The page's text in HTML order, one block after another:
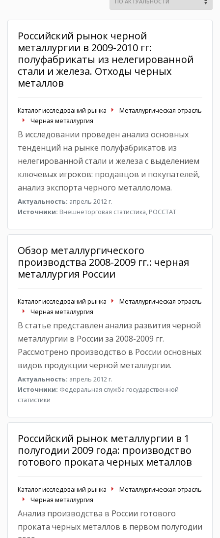
Российский рынок черной
металлургии в 2009-2010 гг:
полуфабрикаты из нелегированной
стали и железа. Отходы черных
металлов
Каталог исследований рынка
Металлургическая отрасль
Черная металлургия
В исследовании проведен анализ основных
тенденций на рынке полуфабрикатов из
нелегированной стали и железа с выделением
ключевых игроков: продавцов и покупателей,
анализ экспорта черного металлолома.
Актуальность: апрель 2012 г.
Источники: Внешнеторговая статистика, РОССТАТ
Обзор металлургического
производства 2008-2009 гг.: черная
металлургия России
Каталог исследований рынка
Металлургическая отрасль
Черная металлургия
В статье представлен анализ развития черной
металлургии в России за 2008-2009 гг.
Рассмотрено производство в России основных
видов продукции черной металлургии.
Актуальность: апрель 2012 г.
Источники: Федеральная служба государственной
статистики
Российский рынок металлургии в 1
полугодии 2009 года: производство
готового проката черных металлов
Каталог исследований рынка
Металлургическая отрасль
Черная металлургия
Анализ производства в России готового
проката черных металлов в первом полугодии